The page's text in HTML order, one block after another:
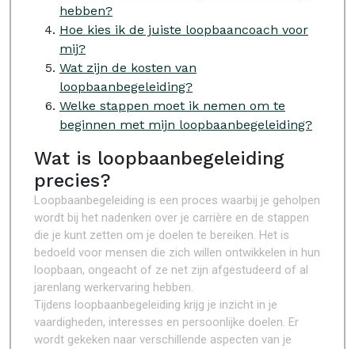
hebben?
Hoe kies ik de juiste loopbaancoach voor
mij?
Wat zijn de kosten van
loopbaanbegeleiding?
Welke stappen moet ik nemen om te
beginnen met mijn loopbaanbegeleiding?
Wat is loopbaanbegeleiding
precies?
Loopbaanbegeleiding is een proces waarbij je geholpen
wordt bij het nadenken over je carrière en de stappen
die je kunt zetten om je doelen te bereiken. Het is
bedoeld voor mensen die zich willen ontwikkelen in hun
loopbaan, ongeacht of ze net zijn afgestudeerd of al
jarenlang werkervaring hebben.
Tijdens loopbaanbegeleiding krijg je inzicht in je
vaardigheden, interesses en persoonlijke doelen. Er
wordt gekeken naar verschillende aspecten van je